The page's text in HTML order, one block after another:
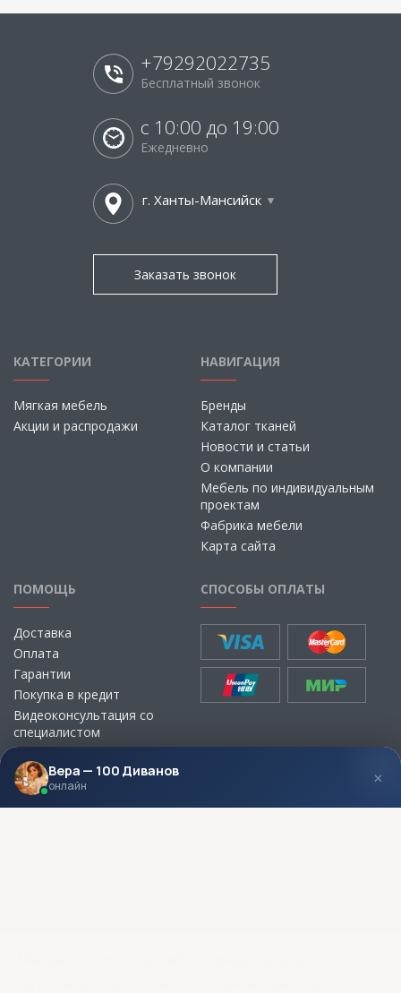
+79292022735
Бесплатный звонок
с 10:00 до 19:00
Ежедневно
г. Ханты-Мансийск
Заказать звонок
КАТЕГОРИИ
Мягкая мебель
Акции и распродажи
НАВИГАЦИЯ
Бренды
Каталог тканей
Новости и статьи
О компании
Мебель по индивидуальным
проектам
Фабрика мебели
Карта сайта
ПОМОЩЬ
Доставка
Оплата
Гарантии
Покупка в кредит
Видеоконсультация со
специалистом
Выбор ткани для мебели без
визита в магазин
СПОСОБЫ ОПЛАТЫ
МЫ В СОЦСЕТЯХ КОНТАКТЫ
Вера — 100 Диванов
онлайн ×